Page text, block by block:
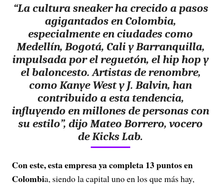
“La cultura sneaker ha crecido a pasos
agigantados en Colombia,
especialmente en ciudades como
Medellín, Bogotá, Cali y Barranquilla,
impulsada por el reguetón, el hip hop y
el baloncesto. Artistas de renombre,
como Kanye West y J. Balvin, han
contribuido a esta tendencia,
influyendo en millones de personas con
su estilo”, dijo Mateo Borrero, vocero
de Kicks Lab.
Con este, esta empresa ya completa 13 puntos en
Colombia, siendo la capital uno en los que más hay,